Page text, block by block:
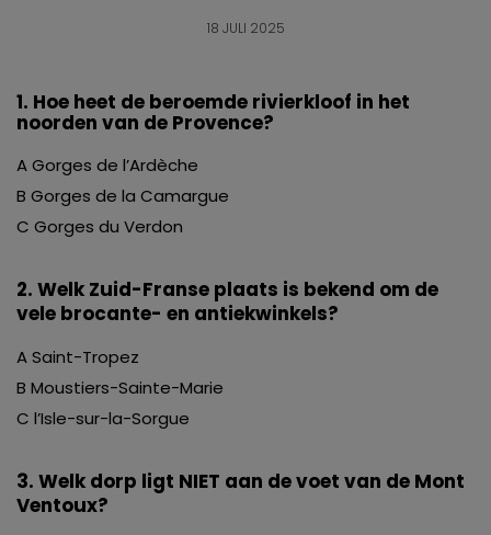
18 JULI 2025
1. Hoe heet de beroemde rivierkloof in het
noorden van de Provence?
A Gorges de l’Ardèche
B Gorges de la Camargue
C Gorges du Verdon
2. Welk Zuid-Franse plaats is bekend om de
vele brocante- en antiekwinkels?
A Saint-Tropez
B Moustiers-Sainte-Marie
C l’Isle-sur-la-Sorgue
3. Welk dorp ligt NIET aan de voet van de Mont
Ventoux?